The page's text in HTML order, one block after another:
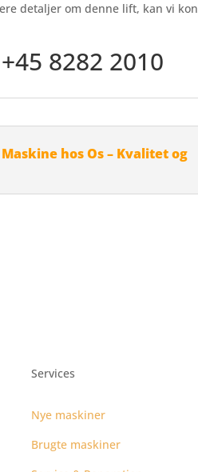
detaljer om denne lift, kan vi
+45 8282 2010
hos Os – Kvalitet og
Services
Nye maskiner
Brugte maskiner